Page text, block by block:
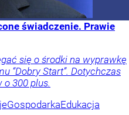
świadczenie. Prawie
się o środki na wyprawkę
“Dobry Start”. Dotychczas
o 300 plus.
GospodarkaEdukacja